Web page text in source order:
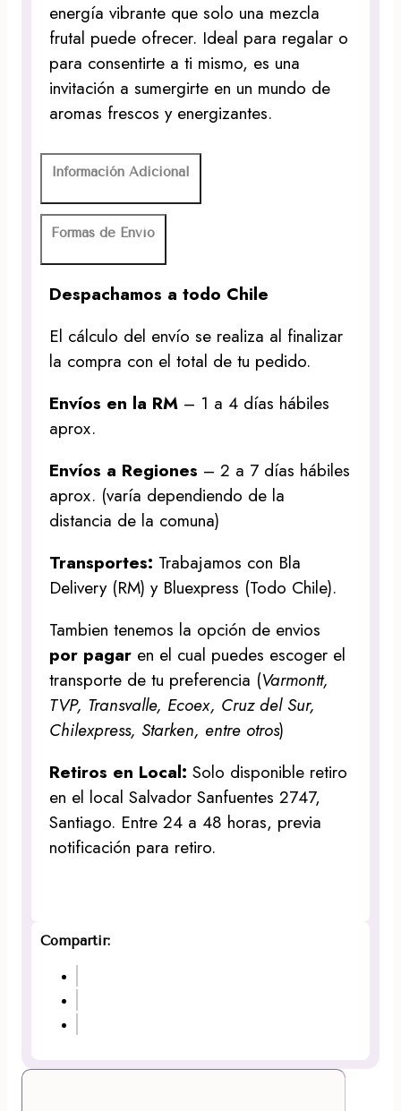
energía vibrante que solo una mezcla
frutal puede ofrecer. Ideal para regalar o
para consentirte a ti mismo, es una
invitación a sumergirte en un mundo de
aromas frescos y energizantes.
Información Adicional
Formas de Envío
Despachamos a todo Chile
El cálculo del envío se realiza al finalizar
la compra con el total de tu pedido.
Envíos en la RM – 1 a 4 días hábiles
aprox.
Envíos a Regiones – 2 a 7 días hábiles
aprox. (varía dependiendo de la
distancia de la comuna)
Transportes: Trabajamos con Bla
Delivery (RM) y Bluexpress (Todo Chile).
Tambien tenemos la opción de envios
por pagar en el cual puedes escoger el
transporte de tu preferencia (Varmontt,
TVP, Transvalle, Ecoex, Cruz del Sur,
Chilexpress, Starken, entre otros)
Retiros en Local:Solo disponible retiro
en el local Salvador Sanfuentes 2747,
Santiago. Entre 24 a 48 horas, previa
notificación para retiro.
Compartir: